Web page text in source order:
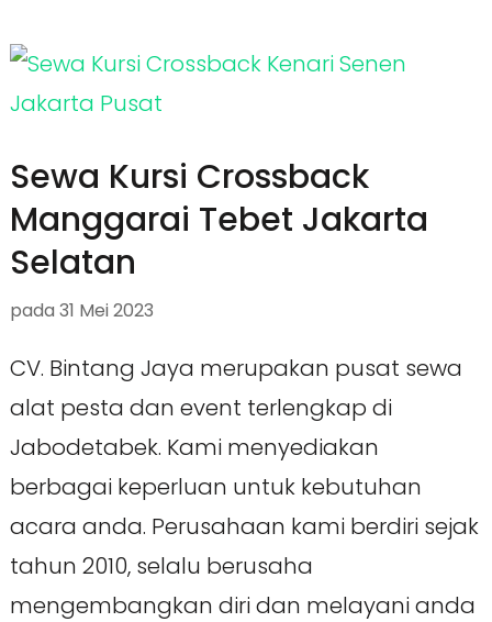
Sewa Kursi Crossback
Manggarai Tebet Jakarta
Selatan
pada 31 Mei 2023
CV. Bintang Jaya merupakan pusat sewa
alat pesta dan event terlengkap di
Jabodetabek. Kami menyediakan
berbagai keperluan untuk kebutuhan
acara anda. Perusahaan kami berdiri sejak
tahun 2010, selalu berusaha
mengembangkan diri dan melayani anda